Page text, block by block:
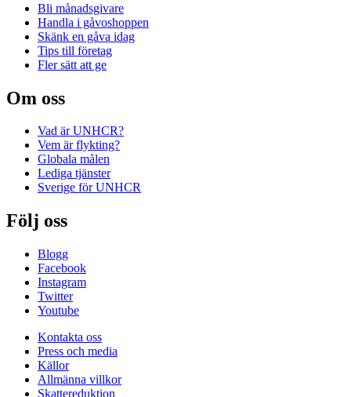
Bli månadsgivare
Handla i gåvoshoppen
Skänk en gåva idag
Tips till företag
Fler sätt att ge
Om oss
Vad är UNHCR?
Vem är flykting?
Globala målen
Lediga tjänster
Sverige för UNHCR
Följ oss
Blogg
Facebook
Instagram
Twitter
Youtube
Kontakta oss
Press och media
Källor
Allmänna villkor
Skattereduktion